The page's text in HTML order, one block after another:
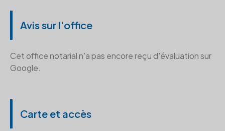
Avis sur l'office
Cet office notarial n'a pas encore reçu d'évaluation sur
Google.
Carte et accès